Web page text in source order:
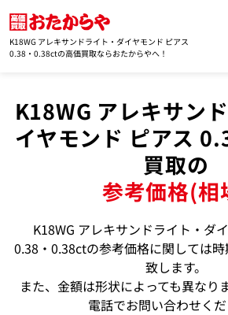
K18WG アレキサンドライト・ダイヤモンド ピアス
0.38・0.38ctの高価買取ならおたからやへ！
K18WG アレキサン
イヤモンド ピアス
買取の
参考価格(相
K18WG アレキサンドライト・ダ
0.38・0.38ctの参考価格に関しては
致します。
また、金額は形状によっても異なり
電話でお問い合わせくだ